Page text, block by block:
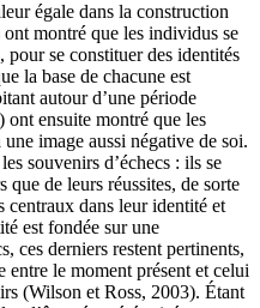
égale dans la construction
montré que les individus se
se constituer des identités
la base de chacune est
autour d’une période
ont ensuite montré que les
image aussi négative de soi.
souvenirs d’échecs : ils se
que de leurs réussites, de sorte
centraux dans leur identité et
est fondée sur une
ces derniers restent pertinents,
le moment présent et celui
(Wilson et Ross, 2003). Étant